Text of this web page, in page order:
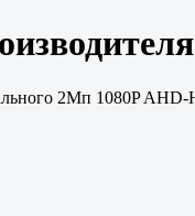
2Мп 1080P